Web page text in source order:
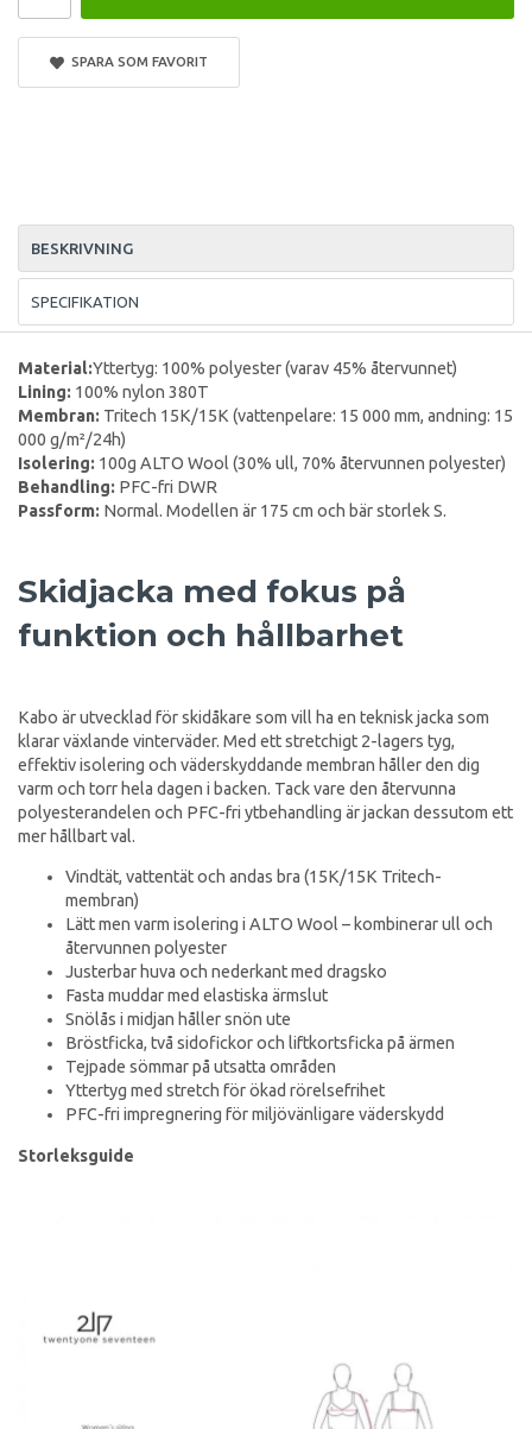
SPARA SOM FAVORIT
BESKRIVNING
SPECIFIKATION
Material:Yttertyg: 100% polyester (varav 45% återvunnet)
Lining: 100% nylon 380T
Membran: Tritech 15K/15K (vattenpelare: 15 000 mm, andning: 15
000 g/m²/24h)
Isolering: 100g ALTO Wool (30% ull, 70% återvunnen polyester)
Behandling: PFC-fri DWR
Passform: Normal. Modellen är 175 cm och bär storlek S.
Skidjacka med fokus på
funktion och hållbarhet
Kabo är utvecklad för skidåkare som vill ha en teknisk jacka som
klarar växlande vinterväder. Med ett stretchigt 2-lagers tyg,
effektiv isolering och väderskyddande membran håller den dig
varm och torr hela dagen i backen. Tack vare den återvunna
polyesterandelen och PFC-fri ytbehandling är jackan dessutom ett
mer hållbart val.
Vindtät, vattentät och andas bra (15K/15K Tritech-
membran)
Lätt men varm isolering i ALTO Wool – kombinerar ull och
återvunnen polyester
Justerbar huva och nederkant med dragsko
Fasta muddar med elastiska ärmslut
Snölås i midjan håller snön ute
Bröstficka, två sidofickor och liftkortsficka på ärmen
Tejpade sömmar på utsatta områden
Yttertyg med stretch för ökad rörelsefrihet
PFC-fri impregnering för miljövänligare väderskydd
Storleksguide